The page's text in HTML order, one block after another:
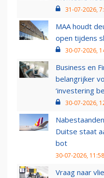
31-07-2026,
MAA houdt
open tijdens
30-07-2026,
Business en
belangrijker
‘investering
30-07-2026,
Duitse staat
bot
30-07-2026, 11:58
Vraag naar